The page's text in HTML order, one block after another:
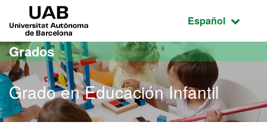
Acceso al contenido principal
Acceso a la navegación de la página
Idioma
Español
Grados
Grado en Educación Infantil